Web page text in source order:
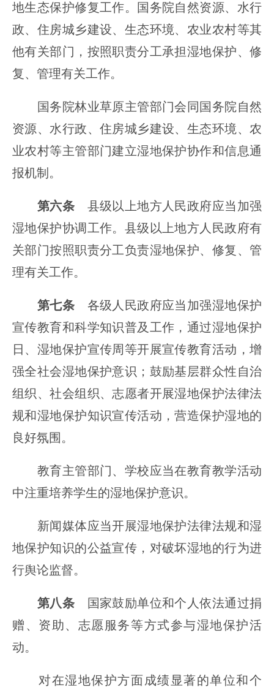
地生态保护修复工作。国务院自然资源、水行
政、住房城乡建设、生态环境、农业农村等其
他有关部门，按照职责分工承担湿地保护、修
复、管理有关工作。
国务院林业草原主管部门会同国务院自然
资源、水行政、住房城乡建设、生态环境、农
业农村等主管部门建立湿地保护协作和信息通
报机制。
第六条 县级以上地方人民政府应当加强
湿地保护协调工作。县级以上地方人民政府有
关部门按照职责分工负责湿地保护、修复、管
理有关工作。
第七条 各级人民政府应当加强湿地保护
宣传教育和科学知识普及工作，通过湿地保护
日、湿地保护宣传周等开展宣传教育活动，增
强全社会湿地保护意识；鼓励基层群众性自治
组织、社会组织、志愿者开展湿地保护法律法
规和湿地保护知识宣传活动，营造保护湿地的
良好氛围。
教育主管部门、学校应当在教育教学活动
中注重培养学生的湿地保护意识。
新闻媒体应当开展湿地保护法律法规和湿
地保护知识的公益宣传，对破坏湿地的行为进
行舆论监督。
第八条 国家鼓励单位和个人依法通过捐
赠、资助、志愿服务等方式参与湿地保护活
动。
对在湿地保护方面成绩显著的单位和个